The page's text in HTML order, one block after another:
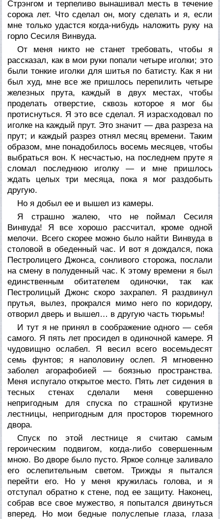
Стрэнгом и терпеливо вынашивал месть в течение
сорока лет. Что сделал он, могу сделать и я, если
мне только удастся когда-нибудь наложить руку на
горло Сесиля Винвуда.
От меня никто не станет требовать, чтобы я
рассказал, как в мои руки попали четыре иголки; это
были тонкие иголки для шитья по батисту. Как я ни
был худ, мне все же пришлось перепилить четыре
железных прута, каждый в двух местах, чтобы
проделать отверстие, сквозь которое я мог бы
протиснуться. Я это все сделал. Я израсходовал по
иголке на каждый прут. Это значит — два разреза на
прут; и каждый разрез отнял месяц времени. Таким
образом, мне понадобилось восемь месяцев, чтобы
выбраться вон. К несчастью, на последнем пруте я
сломал последнюю иголку — и мне пришлось
ждать целых три месяца, пока я мог раздобыть
другую.
Но я добыл ее и вышел из камеры.
Я страшно жалею, что не поймал Сесиля
Винвуда! Я все хорошо рассчитал, кроме одной
мелочи. Всего скорее можно было найти Винвуда в
столовой в обеденный час. И вот я дождался, пока
Пестролицего Джонса, сонливого сторожа, послали
на смену в полуденный час. К этому времени я был
единственным обитателем одиночки, так как
Пестролицый Джонс скоро захрапел. Я раздвинул
прутья, вылез, прокрался мимо него по коридору,
отворил дверь и вышел… в другую часть тюрьмы!
И тут я не принял в соображение одного — себя
самого. Я пять лет просидел в одиночной камере. Я
чудовищно ослабел. Я весил всего восемьдесят
семь фунтов; я наполовину ослеп. Я мгновенно
заболел агорафобией — боязнью пространства.
Меня испугало открытое место. Пять лет сидения в
тесных стенах сделали меня совершенно
непригодным для спуска по страшной крутизне
лестницы, непригодным для просторов тюремного
двора.
Спуск по этой лестнице я считаю самым
героическим подвигом, когда-либо совершенным
мною. Во дворе было пусто. Яркое солнце заливало
его ослепительным светом. Трижды я пытался
перейти его. Но у меня кружилась голова, и я
отступал обратно к стене, под ее защиту. Наконец,
собрав все свое мужество, я попытался двинуться
вперед. Но мои бедные полуслепые глаза, глаза